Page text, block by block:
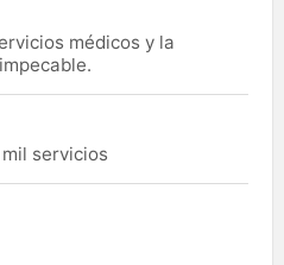
médicos y la
servicios